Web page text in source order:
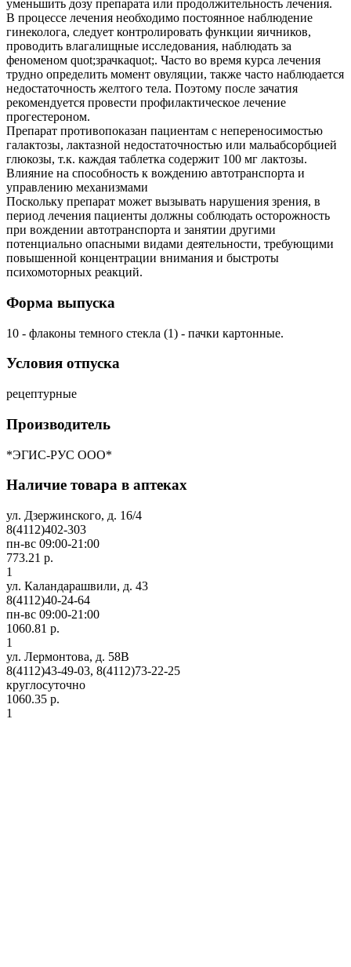
уменьшить дозу препарата или продолжительность лечения.
В процессе лечения необходимо постоянное наблюдение
гинеколога, следует контролировать функции яичников,
проводить влагалищные исследования, наблюдать за
феноменом quot;зрачкаquot;. Часто во время курса лечения
трудно определить момент овуляции, также часто наблюдается
недостаточность желтого тела. Поэтому после зачатия
рекомендуется провести профилактическое лечение
прогестероном.
Препарат противопоказан пациентам с непереносимостью
галактозы, лактазной недостаточностью или мальабсорбцией
глюкозы, т.к. каждая таблетка содержит 100 мг лактозы.
Влияние на способность к вождению автотранспорта и
управлению механизмами
Поскольку препарат может вызывать нарушения зрения, в
период лечения пациенты должны соблюдать осторожность
при вождении автотранспорта и занятии другими
потенциально опасными видами деятельности, требующими
повышенной концентрации внимания и быстроты
психомоторных реакций.
Форма выпуска
10 - флаконы темного стекла (1) - пачки картонные.
Условия отпуска
рецептурные
Производитель
*ЭГИС-РУС ООО*
Наличие товара в аптеках
ул. Дзержинского, д. 16/4
8(4112)402-303
пн-вс 09:00-21:00
773.21 р.
1
ул. Каландарашвили, д. 43
8(4112)40-24-64
пн-вс 09:00-21:00
1060.81 р.
1
ул. Лермонтова, д. 58В
8(4112)43-49-03, 8(4112)73-22-25
круглосуточно
1060.35 р.
1